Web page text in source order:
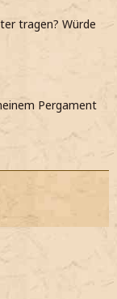
tragen? Würde
Pergament